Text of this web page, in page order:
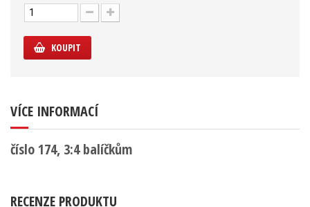
KOUPIT
VÍCE INFORMACÍ
číslo 174, 3:4 balíčkům
RECENZE PRODUKTU